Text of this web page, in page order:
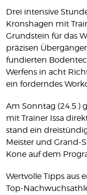
KONTAKT
IMPRESSUM
Drei intensive
Kronshagen mit
Grundstein für das
präzisen
fundierten
Werfens in acht
ein forderndes
Am Sonntag (24.5.)
mit Trainer Issa
stand ein
Meister und Grand-
Kone auf dem
Wertvolle Tipps aus
Top-